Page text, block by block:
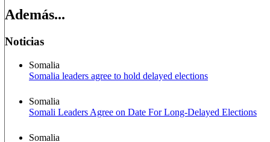
Además...
Noticias
Somalia
Somalia leaders agree to hold delayed elections
Somalia
Somali Leaders Agree on Date For Long-Delayed Elections
Somalia